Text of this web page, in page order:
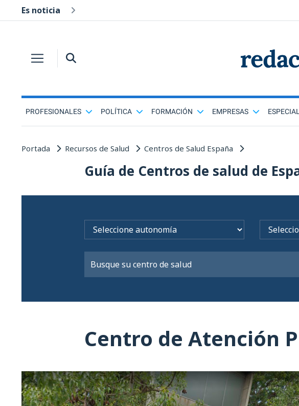
Es noticia
PROFESIONALES POLÍTICA FORMACIÓN EMPRESAS
Portada Recursos de Salud Centros de Salud España
Guía de Centros de salud de
Centro de Atención